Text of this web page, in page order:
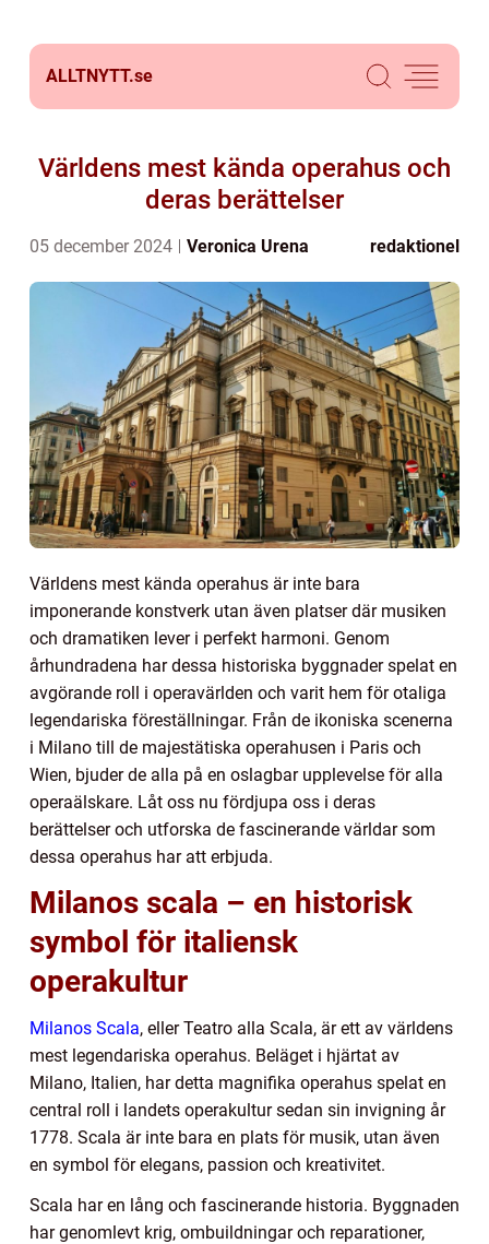
ALLTNYTT.se
Världens mest kända operahus och
deras berättelser
05 december 2024 Veronica Urena redaktionel
Världens mest kända operahus är inte bara
imponerande konstverk utan även platser där musiken
och dramatiken lever i perfekt harmoni. Genom
århundradena har dessa historiska byggnader spelat en
avgörande roll i operavärlden och varit hem för otaliga
legendariska föreställningar. Från de ikoniska scenerna
i Milano till de majestätiska operahusen i Paris och
Wien, bjuder de alla på en oslagbar upplevelse för alla
operaälskare. Låt oss nu fördjupa oss i deras
berättelser och utforska de fascinerande världar som
dessa operahus har att erbjuda.
Milanos scala – en historisk
symbol för italiensk
operakultur
Milanos Scala, eller Teatro alla Scala, är ett av världens
mest legendariska operahus. Beläget i hjärtat av
Milano, Italien, har detta magnifika operahus spelat en
central roll i landets operakultur sedan sin invigning år
1778. Scala är inte bara en plats för musik, utan även
en symbol för elegans, passion och kreativitet.
Scala har en lång och fascinerande historia. Byggnaden
har genomlevt krig, ombuildningar och reparationer,